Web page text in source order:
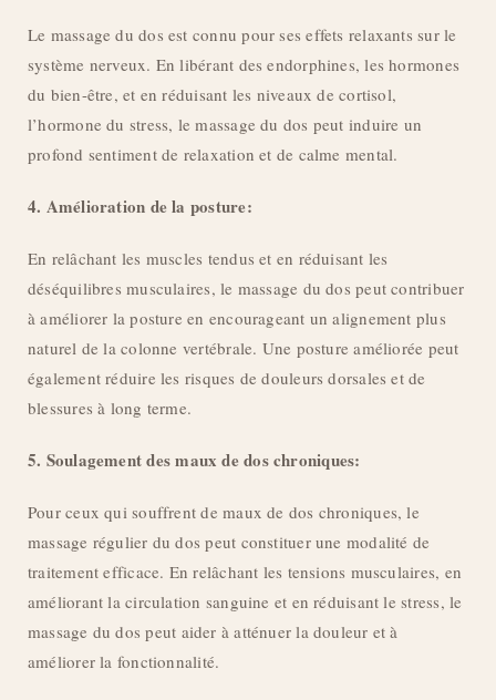
Le massage du dos est connu pour ses effets relaxants sur le
système nerveux. En libérant des endorphines, les hormones
du bien-être, et en réduisant les niveaux de cortisol,
l’hormone du stress, le massage du dos peut induire un
profond sentiment de relaxation et de calme mental.
4. Amélioration de la posture:
En relâchant les muscles tendus et en réduisant les
déséquilibres musculaires, le massage du dos peut contribuer
à améliorer la posture en encourageant un alignement plus
naturel de la colonne vertébrale. Une posture améliorée peut
également réduire les risques de douleurs dorsales et de
blessures à long terme.
5. Soulagement des maux de dos chroniques:
Pour ceux qui souffrent de maux de dos chroniques, le
massage régulier du dos peut constituer une modalité de
traitement efficace. En relâchant les tensions musculaires, en
améliorant la circulation sanguine et en réduisant le stress, le
massage du dos peut aider à atténuer la douleur et à
améliorer la fonctionnalité.